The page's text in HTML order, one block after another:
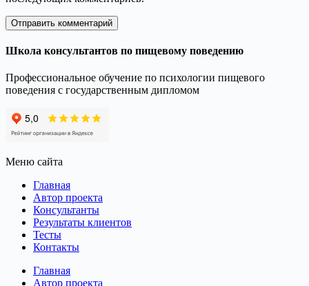
Отправить комментарий
Школа консультантов по пищевому поведению
Профессиональное обучение по психологии пищевого
поведения с государственным дипломом
Меню сайта
Главная
Автор проекта
Консультанты
Результаты клиентов
Тесты
Контакты
Главная
Автор проекта